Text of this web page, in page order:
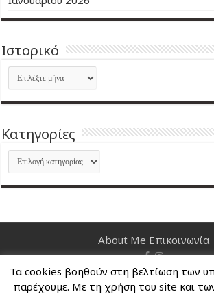
Ιστορικό
Ιστορικό
Kατηγορίες
Kατηγορίες
About Me Επικοινωνία
Nancy's Blog © Copyright 2026, All
Τα cookies βοηθούν στη βελτίωση των
παρέχουμε. Με τη χρήση του site και